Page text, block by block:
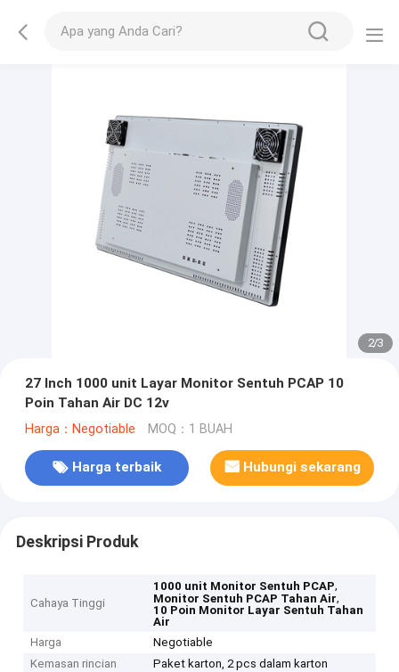
2/3
27 Inch 1000 unit Layar Monitor Sentuh PCAP 10
Poin Tahan Air DC 12v
Harga：Negotiable MOQ：1 BUAH
Harga terbaik Hubungi sekarang
Deskripsi Produk
Cahaya Tinggi
1000 unit Monitor Sentuh PCAP,
Monitor Sentuh PCAP Tahan Air,
10 Poin Monitor Layar Sentuh Tahan
Air
Harga
Negotiable
Kemasan rincian
Paket karton, 2 pcs dalam karton